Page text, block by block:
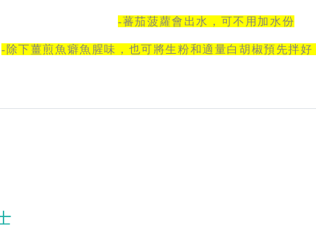
-蕃茄菠蘿會出水，可不用加水份
-除下薑煎魚癖魚腥味，也可將生粉和適量白胡椒預先拌好